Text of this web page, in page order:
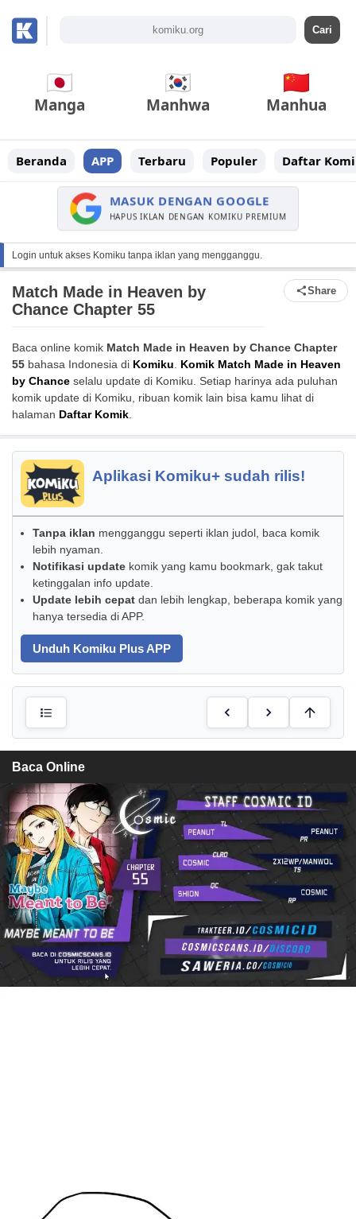
Manga Manhwa Manhua
Beranda APP Terbaru Populer Daftar
MASUK DENGAN GOOGLE
HAPUS IKLAN DENGAN KOMIKU PREMIUM
Login untuk akses Komiku tanpa iklan yang mengganggu.
Match Made in Heaven by
Chance Chapter 55
Share
Baca online komik Match Made in Heaven by Chance Chapter
55 bahasa Indonesia di Komiku. Komik Match Made in Heaven
by Chance selalu update di Komiku. Setiap harinya ada puluhan
komik update di Komiku, ribuan komik lain bisa kamu lihat di
halaman Daftar Komik.
Aplikasi Komiku+ sudah rilis!
Tanpa iklan mengganggu seperti iklan judol, baca komik
lebih nyaman.
Notifikasi update komik yang kamu bookmark, gak takut
ketinggalan info update.
Update lebih cepat dan lebih lengkap, beberapa komik yang
hanya tersedia di APP.
Unduh Komiku Plus APP
Baca Online